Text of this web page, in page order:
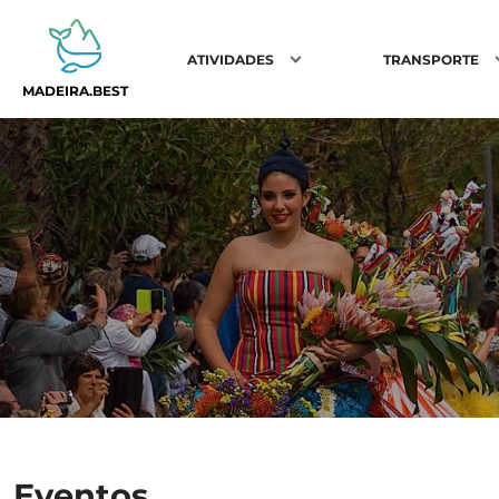
MADEIRA.BEST
ATIVIDADES TRANSPORTE